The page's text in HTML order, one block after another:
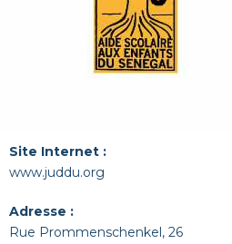
Site Internet :
www.juddu.org
Adresse :
Rue Prommenschenkel, 26